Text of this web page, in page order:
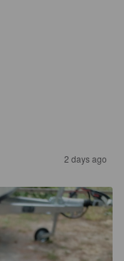
2 days ago